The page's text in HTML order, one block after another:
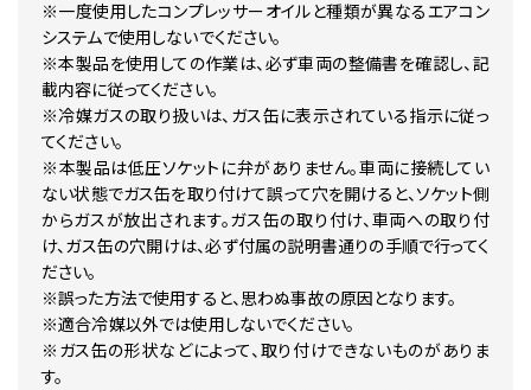
※一度使用したコンプレッサーオイルと種類が異なるエアコン
システムで使用しないでください。
※本製品を使用しての作業は、必ず車両の整備書を確認し、記
載内容に従ってください。
※冷媒ガスの取り扱いは、ガス缶に表示されている指示に従っ
てください。
※本製品は低圧ソケットに弁がありません。車両に接続してい
ない状態でガス缶を取り付けて誤って穴を開けると、ソケット側
からガスが放出されます。ガス缶の取り付け、車両への取り付
け、ガス缶の穴開けは、必ず付属の説明書通りの手順で行ってく
ださい。
※誤った方法で使用すると、思わぬ事故の原因となります。
※適合冷媒以外では使用しないでください。
※ガス缶の形状などによって、取り付けできないものがありま
す。